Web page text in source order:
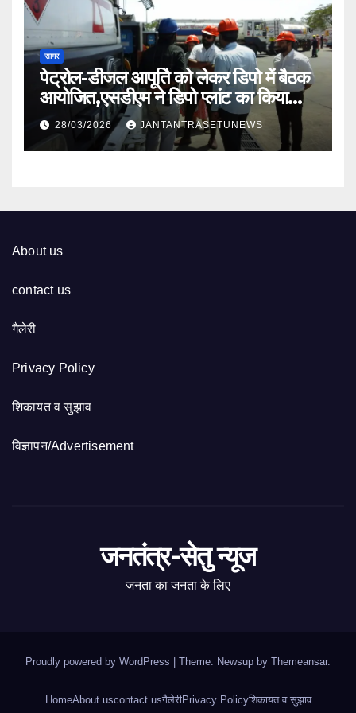
सागर
पेट्रोल-डीजल आपूर्ति को लेकर डिपो में बैठक
आयोजित,एसडीएम ने डिपो प्लांट का किया
निरीक्षण
28/03/2026 JANTANTRASETUNEWS
About us
contact us
गैलेरी
Privacy Policy
शिकायत व सुझाव
विज्ञापन/Advertisement
जनतंत्र-सेतु न्यूज
जनता का जनता के लिए
Proudly powered by WordPress | Theme: Newsup by Themeansar.
HomeAbout uscontact usगैलेरीPrivacy Policyशिकायत व सुझाव